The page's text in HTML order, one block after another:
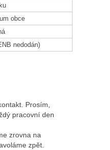
obce
nedodán)
Prosím,
pracovní den
zrovna na
zpět.